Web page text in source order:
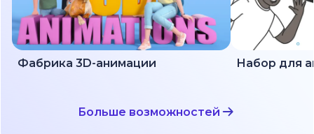
Фабрика 3D-анимации
Больше возможностей